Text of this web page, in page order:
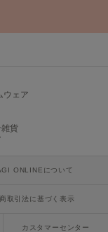
ウェア
貨
ONLINEについて
取引法に基づく表示
カスタマーセンター